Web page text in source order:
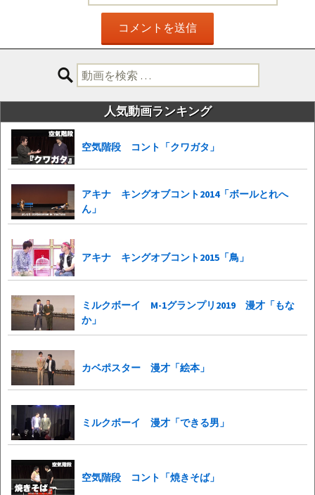
検
索:
人気動画ランキング
空気階段 コント「クワガタ」
アキナ キングオブコント2014「ボールとれへ
ん」
アキナ キングオブコント2015「鳥」
ミルクボーイ M-1グランプリ2019 漫才「もな
か」
カベポスター 漫才「絵本」
ミルクボーイ 漫才「できる男」
空気階段 コント「焼きそば」